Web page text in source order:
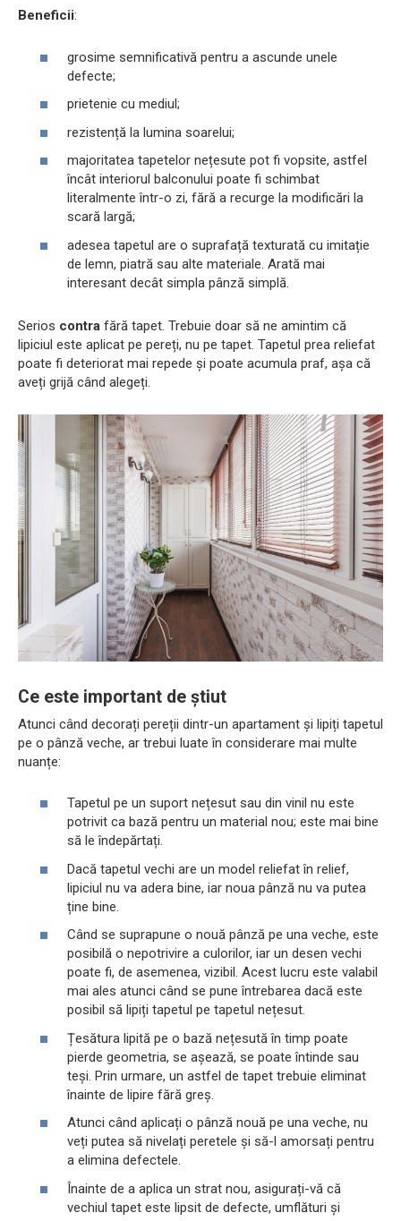
Beneficii:
grosime semnificativă pentru a ascunde unele
defecte;
prietenie cu mediul;
rezistență la lumina soarelui;
majoritatea tapetelor nețesute pot fi vopsite, astfel
încât interiorul balconului poate fi schimbat
literalmente într-o zi, fără a recurge la modificări la
scară largă;
adesea tapetul are o suprafață texturată cu imitație
de lemn, piatră sau alte materiale. Arată mai
interesant decât simpla pânză simplă.
Serios contra fără tapet. Trebuie doar să ne amintim că
lipiciul este aplicat pe pereți, nu pe tapet. Tapetul prea reliefat
poate fi deteriorat mai repede și poate acumula praf, așa că
aveți grijă când alegeți.
Ce este important de știut
Atunci când decorați pereții dintr-un apartament și lipiți tapetul
pe o pânză veche, ar trebui luate în considerare mai multe
nuanțe:
Tapetul pe un suport nețesut sau din vinil nu este
potrivit ca bază pentru un material nou; este mai bine
să le îndepărtați.
Dacă tapetul vechi are un model reliefat în relief,
lipiciul nu va adera bine, iar noua pânză nu va putea
ține bine.
Când se suprapune o nouă pânză pe una veche, este
posibilă o nepotrivire a culorilor, iar un desen vechi
poate fi, de asemenea, vizibil. Acest lucru este valabil
mai ales atunci când se pune întrebarea dacă este
posibil să lipiți tapetul pe tapetul nețesut.
Țesătura lipită pe o bază nețesută în timp poate
pierde geometria, se așează, se poate întinde sau
teși. Prin urmare, un astfel de tapet trebuie eliminat
înainte de lipire fără greș.
Atunci când aplicați o pânză nouă pe una veche, nu
veți putea să nivelați peretele și să-l amorsați pentru
a elimina defectele.
Înainte de a aplica un strat nou, asigurați-vă că
vechiul tapet este lipsit de defecte, umflături și